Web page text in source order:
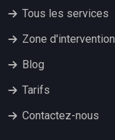
Tous les services
Zone d'intervention
Blog
Tarifs
Contactez-nous